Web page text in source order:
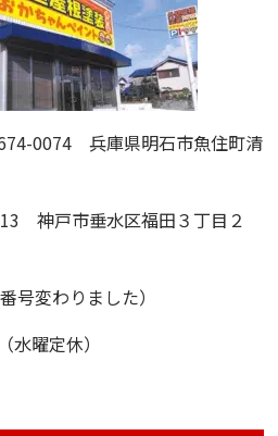
0074 兵庫県明石市魚住町清
神戸市垂水区福田３丁目２
変わりました）
曜定休）